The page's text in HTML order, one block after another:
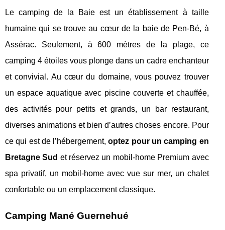
Le camping de la Baie est un établissement à taille
humaine qui se trouve au cœur de la baie de Pen-Bé, à
Assérac. Seulement, à 600 mètres de la plage, ce
camping 4 étoiles vous plonge dans un cadre enchanteur
et convivial. Au cœur du domaine, vous pouvez trouver
un espace aquatique avec piscine couverte et chauffée,
des activités pour petits et grands, un bar restaurant,
diverses animations et bien d’autres choses encore. Pour
ce qui est de l’hébergement,optez pour un camping en
Bretagne Sud et réservez un mobil-home Premium avec
spa privatif, un mobil-home avec vue sur mer, un chalet
confortable ou un emplacement classique.
Camping Mané Guernehué